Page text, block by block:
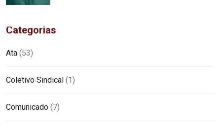
Categorias
Ata (53)
Coletivo Sindical (1)
Comunicado (7)